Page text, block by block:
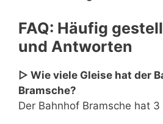
FAQ: Häufig
und Antworten
▷ Wie viele Gleise hat der
Bramsche?
Der Bahnhof Bramsche hat 3